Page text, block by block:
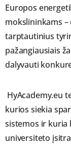
Europos
mokslininkams
tarptautinius
pažangiausiais
dalyvauti
HyAcademy.eu
kurios siekia
sistemos ir kuria
universiteto